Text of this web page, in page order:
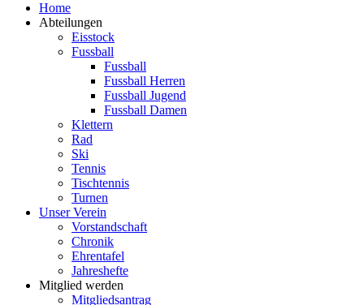
Home
Abteilungen
Eisstock
Fussball
Fussball
Fussball Herren
Fussball Jugend
Fussball Damen
Klettern
Rad
Ski
Tennis
Tischtennis
Turnen
Unser Verein
Vorstandschaft
Chronik
Ehrentafel
Jahreshefte
Mitglied werden
Mitgliedsantrag